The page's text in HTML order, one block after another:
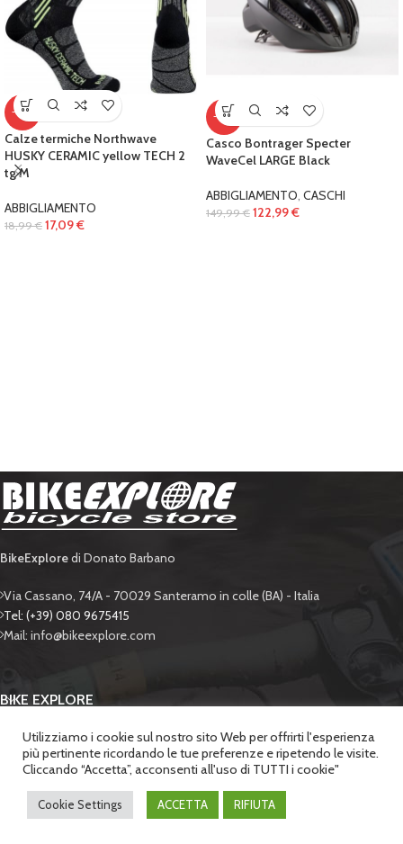
-10%
Calze termiche Northwave
HUSKY CERAMIC yellow TECH 2
tg M
ABBIGLIAMENTO
18,99€ 17,09€
-18%
Casco Bontrager Specter
WaveCel LARGE Black
ABBIGLIAMENTO, CASCHI
149,99€ 122,99€
BikeExploredi Donato Barbano
Via Cassano, 74/A - 70029 Santeramo in colle (BA) - Italia
Tel: (+39) 080 9675415
Mail: info@bikeexplore.com
BIKE EXPLORE
SUPPORTO
SICUREZZA
BIKE EXPLORE di Donato Barbano . - P.IVA 06428650722 | POWERED BY
Utilizziamo i cookie sul nostro sito Web per offrirti l'esperienza
più pertinente ricordando le tue preferenze e ripetendo le visite.
Cliccando “Accetta”, acconsenti all'uso di TUTTI i cookie"
Cookie Settings ACCETTA RIFIUTA